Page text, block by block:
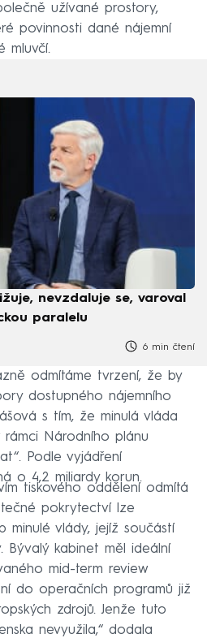
užívané prostory,
povinnosti dané nájemní
mluvčí.
nevzdaluje se, varoval
paralelu
6 min čtení
odmítáme tvrzení, že by
dostupného nájemního
s tím, že minulá vláda
Národního plánu
Podle vyjádření
o 4,2 miliardy korun.
tiskového oddělení odmítá
pokrytectví lze
minulé vlády, jejíž součástí
Bývalý kabinet měl ideální
mid-term review
do operačních programů již
zdrojů. Jenže tuto
nevyužila,“ dodala